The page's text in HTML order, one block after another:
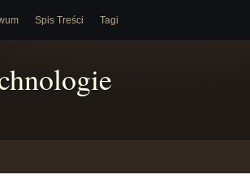
Spis Treści Tagi